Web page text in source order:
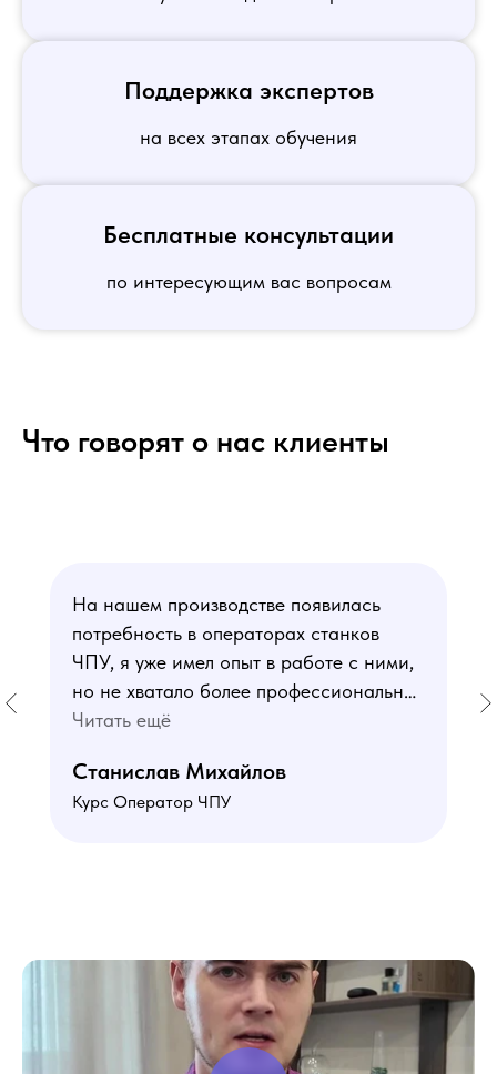
Поддержка экспертов
на всех этапах обучения
Бесплатные консультации
по интересующим вас вопросам
Что говорят о нас клиенты
На нашем производстве появилась
потребность в операторах станков
ЧПУ, я уже имел опыт в работе с ними,
но не хватало более профессиональных
знаний. В курсе мне понравился блок
и программированию - это как раз то,
чего мне не хватало. Преподаватели
доволен, в работе всё пригодилось!
Читать ещё
Станислав Михайлов
Курс Оператор ЧПУ